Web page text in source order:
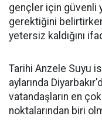
gençler için güvenli
gerektiğini
yetersiz kaldığını
Tarihi Anzele Suyu
aylarında
vatandaşların en
noktalarından biri